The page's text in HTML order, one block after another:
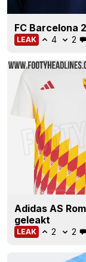
FC Barcelona
LEAK 4 2
Adidas AS
geleakt
LEAK 2 2